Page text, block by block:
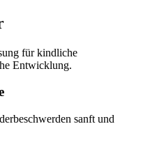
für kindliche
Entwicklung.
sanft und